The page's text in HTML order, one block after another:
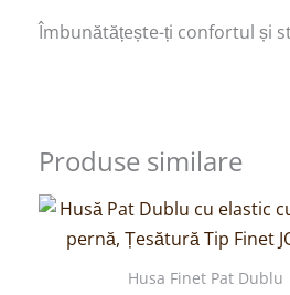
Îmbunătățește-ți confortul și
Produse similare
Husa Finet Pat Dublu
Prețul
a
99,00lei.